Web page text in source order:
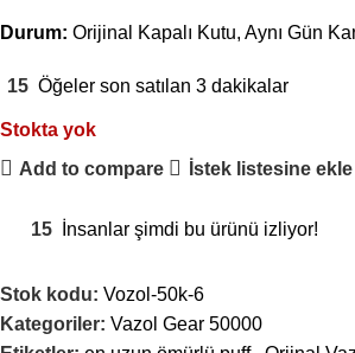
Durum: Orijinal Kapalı Kutu, Aynı Gün
15 Öğeler son satılan 3 dakikalar
Stokta yok
Add to compare
İstek listesine ekle
15 İnsanlar şimdi bu ürünü izliyor!
Stok kodu: Vozol-50k-6
Kategoriler: Vazol Gear 50000